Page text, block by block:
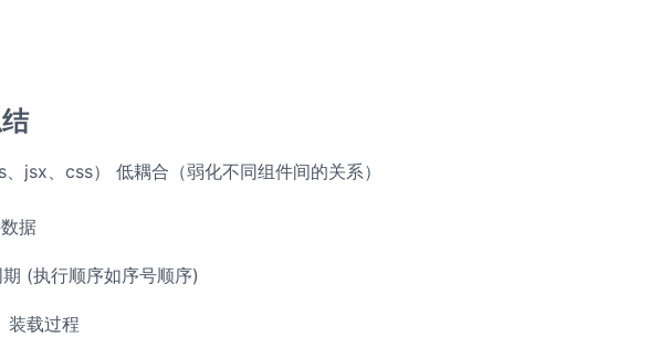
jsx、css） 低耦合（弱化不同组件间的关系）
据
(执行顺序如序号顺序)
装载过程